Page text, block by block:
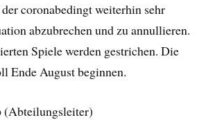
coronabedingt weiterhin sehr
abzubrechen und zu annullieren.
Spiele werden gestrichen. Die
Ende August beginnen.
(Abteilungsleiter)